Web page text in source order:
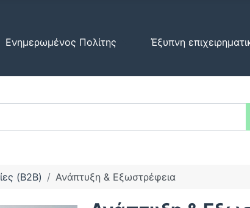
Ενημερωμένος Πολίτης Έξυπνη
(B2B) Ανάπτυξη & Εξωστρέφεια